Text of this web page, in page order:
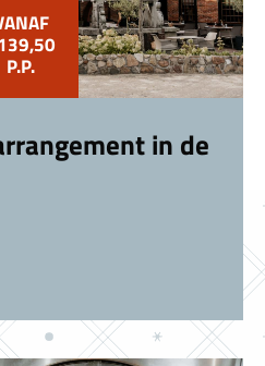
P.P.
in de